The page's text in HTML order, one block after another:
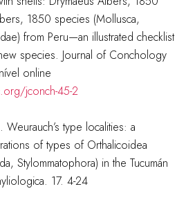
1850 species (Mollusca,
from Peru—an illustrated checklist
species. Journal of Conchology
online
jconch-45-2
Weurauch’s type localities: a
of types of Orthalicoidea
Stylommatophora) in the Tucumán
17. 4-24